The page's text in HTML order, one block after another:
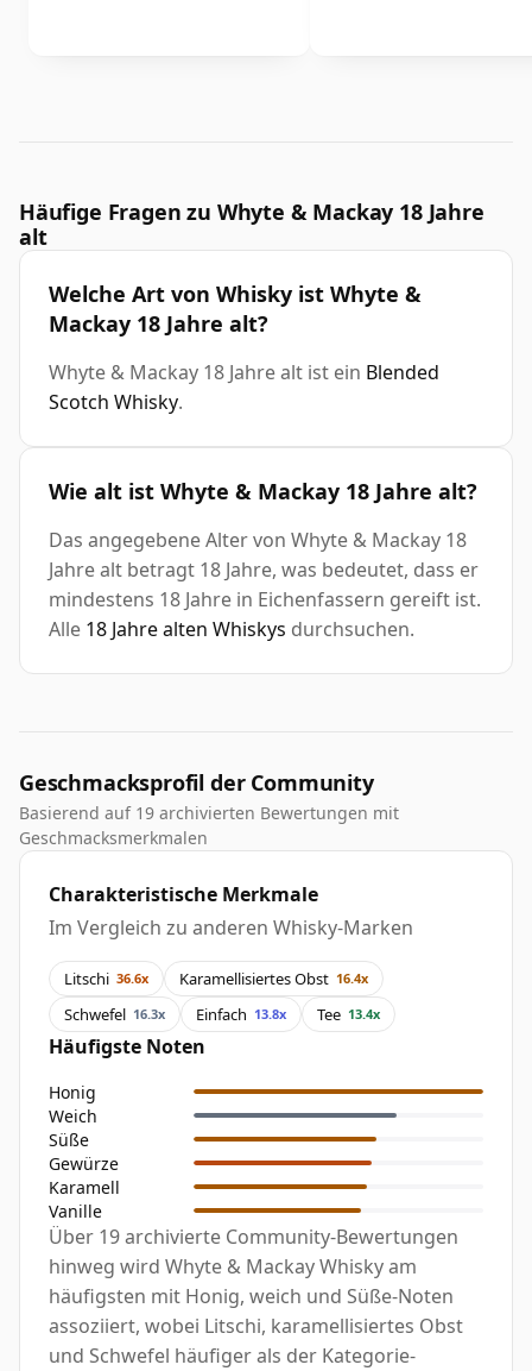
Häufige Fragen zu Whyte & Mackay 18 Jahre
alt
Welche Art von Whisky ist Whyte &
Mackay 18 Jahre alt?
Whyte & Mackay 18 Jahre alt ist ein Blended
Scotch Whisky.
Wie alt ist Whyte & Mackay 18 Jahre alt?
Das angegebene Alter von Whyte & Mackay 18
Jahre alt betragt 18 Jahre, was bedeutet, dass er
mindestens 18 Jahre in Eichenfassern gereift ist.
Alle 18 Jahre alten Whiskys durchsuchen.
Geschmacksprofil der Community
Basierend auf 19 archivierten Bewertungen mit
Geschmacksmerkmalen
Charakteristische Merkmale
Im Vergleich zu anderen Whisky-Marken
Litschi 36.6x Karamellisiertes Obst 16.4x
Schwefel 16.3x Einfach 13.8x Tee 13.4x
Häufigste Noten
Honig
Weich
Süße
Gewürze
Karamell
Vanille
Über 19 archivierte Community-Bewertungen
hinweg wird Whyte & Mackay Whisky am
häufigsten mit Honig, weich und Süße-Noten
assoziiert, wobei Litschi, karamellisiertes Obst
und Schwefel häufiger als der Kategorie-